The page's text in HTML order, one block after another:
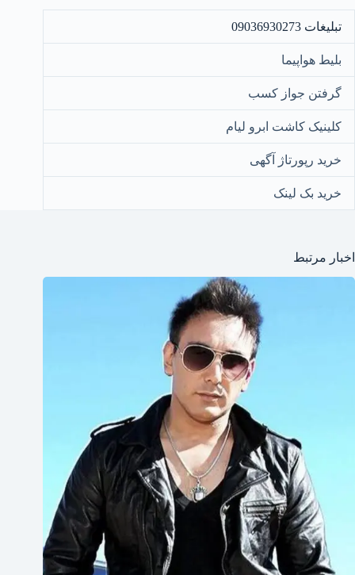
تبلیغات 09036930273
بلیط هواپیما
گرفتن جواز کسب
کلینیک کاشت ابرو لیام
خرید رپورتاژ آگهی
خرید بک لینک
اخبار مرتبط